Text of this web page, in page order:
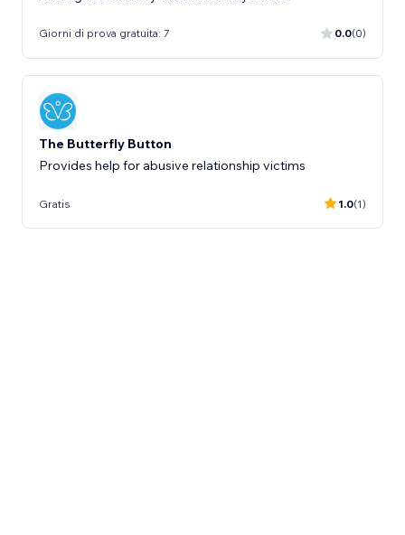
Giorni di prova gratuita: 7 0.0(0)
The Butterfly Button
Provides help for abusive relationship victims
Gratis 1.0(1)